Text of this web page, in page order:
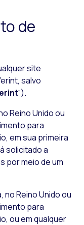
de
site
salvo
“).
Reino Unido ou
para
em sua primeira
solicitado a
por meio de um
no Reino Unido ou
para
ou em qualquer